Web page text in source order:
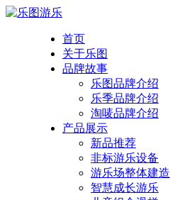
首页
关于乐图
品牌故事
乐图品牌介绍
乐季品牌介绍
淘唛品牌介绍
产品展示
新品推荐
非标游乐设备
游乐场整体建造
智慧成长游乐